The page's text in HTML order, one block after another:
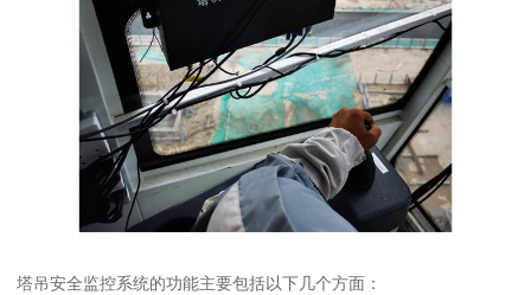
塔吊安全监控系统的功能主要包括以下几个方面：